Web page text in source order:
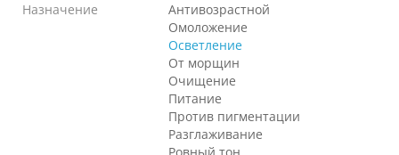
Назначение
Антивозрастной
Омоложение
Осветление
От морщин
Очищение
Питание
Против пигментации
Разглаживание